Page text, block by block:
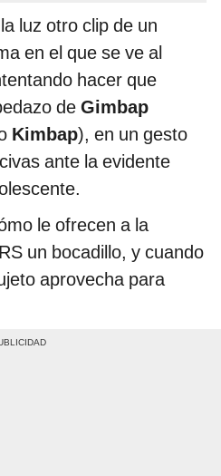
luz otro clip de un
en el que se ve al
hacer que
de Gimbap
Kimbap), en un gesto
ante la evidente
le ofrecen a la
un bocadillo, y cuando
aprovecha para